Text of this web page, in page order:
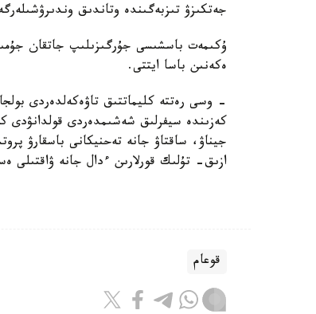
جەتكىزۋ تىزبەگىندە وتاندىق
ۇكىمەت باسشىسى جۇرگىزىلىپ جاتقان
ەكەنىن باسا ايتتى.
- وسى رەتتە كليماتتىق تاۋەكەلدەردى
كەزىندە سيفرلىق شەشىمدەردى
جيناۋ، ساقتاۋ جانە تەحنيكانى باسقارۋ
ازىق- تۇلىك قورلارىن ءدال جانە
قوعام